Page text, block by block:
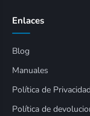
Enlaces
Blog
Manuales
Política de
Política de